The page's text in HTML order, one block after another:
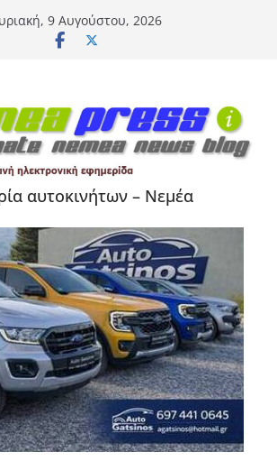
9 Αυγούστου, 2026
αυτοκινήτων – Νεμέα